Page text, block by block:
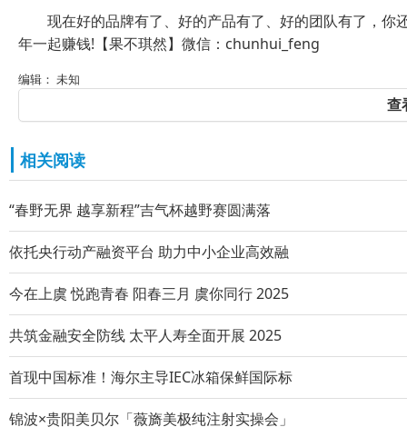
现在好的品牌有了、好的产品有了、好的团队有了，你
年一起赚钱!【果不琪然】微信：chunhui_feng
编辑： 未知
查
相关阅读
“春野无界 越享新程”吉气杯越野赛圆满落
依托央行动产融资平台 助力中小企业高效融
今在上虞 悦跑青春 阳春三月 虞你同行 2025
共筑金融安全防线 太平人寿全面开展 2025
首现中国标准！海尔主导IEC冰箱保鲜国际标
锦波×贵阳美贝尔「薇旖美极纯注射实操会」